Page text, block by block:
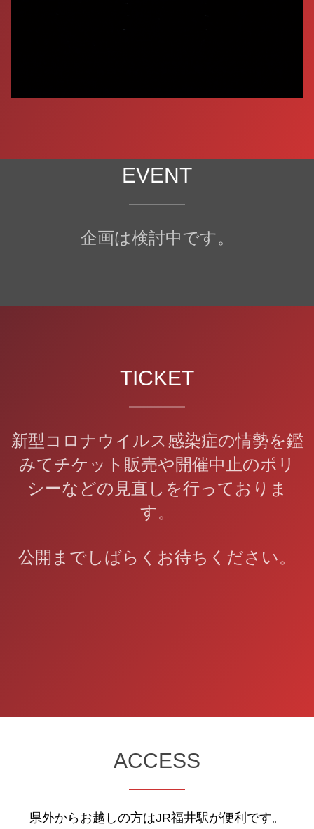
EVENT
企画は検討中です。
TICKET
新型コロナウイルス感染症の情勢を鑑
みてチケット販売や開催中止のポリ
シーなどの見直しを行っておりま
す。
公開までしばらくお待ちください。
ACCESS
県外からお越しの方はJR福井駅が便利です。